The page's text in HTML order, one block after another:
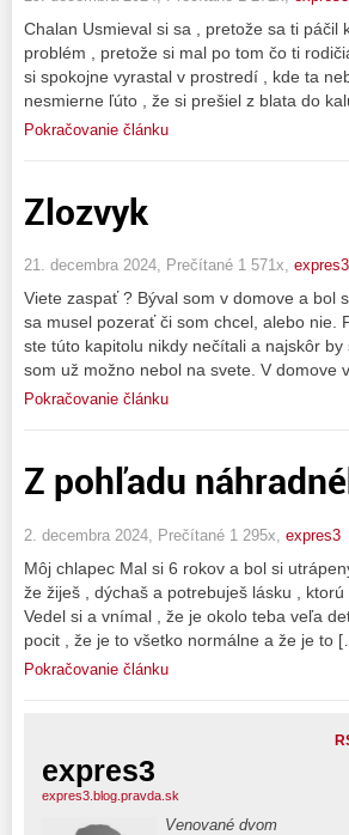
Chalan Usmieval si sa , pretože sa ti
problém , pretože si mal po tom čo ti
si spokojne vyrastal v prostredí , kde ta
nesmierne ľúto , že si prešiel z blata do
Pokračovanie článku
Zlozvyk
21. decembra 2024, Prečítané 1 571x, expres3
Viete zaspať ? Býval som v domove a bol
sa musel pozerať či som chcel, alebo nie.
ste túto kapitolu nikdy nečítali a najskôr
som už možno nebol na svete. V
Pokračovanie článku
Z pohľadu
2. decembra 2024, Prečítané 1 295x, expres3
Môj chlapec Mal si 6 rokov a bol si
že žiješ , dýchaš a potrebuješ lásku ,
Vedel si a vnímal , že je okolo teba veľa
pocit , že je to všetko normálne a že je to
Pokračovanie článku
expres3
expres3.blog.pravda.sk
Venované dvom